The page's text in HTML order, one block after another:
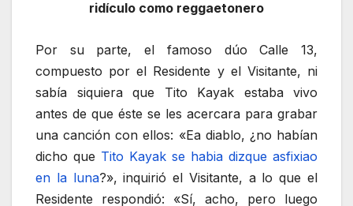
ridículo como reggaetonero
Por su parte, el famoso dúo Calle 13,
compuesto por el Residente y el Visitante, ni
sabía siquiera que Tito Kayak estaba vivo
antes de que éste se les acercara para grabar
una canción con ellos: «Ea diablo, ¿no habían
dicho que Tito Kayak se habia dizque asfixiao
en la luna?», inquirió el Visitante, a lo que el
Residente respondió: «Sí, acho, pero luego